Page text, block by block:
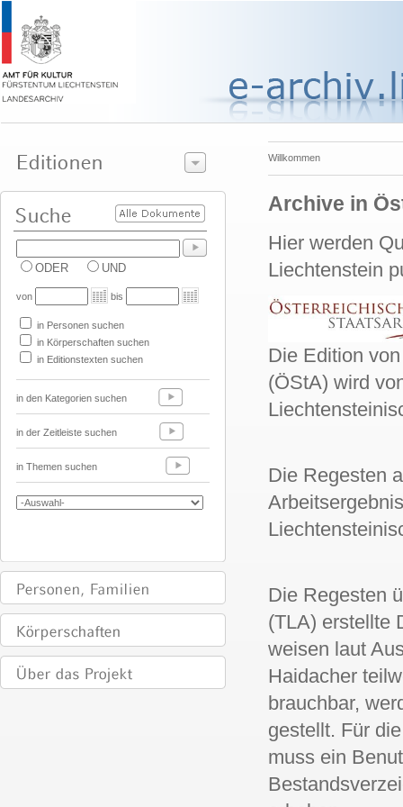
ODER UND
von bis
in Personen suchen
in Körperschaften suchen
in Editionstexten suchen
in den Kategorien suchen
in der Zeitleiste suchen
in Themen suchen
Willkommen
Archive in
Hier werden
Liechtenstein
Die Edition
(ÖStA) wird
Die Regesten
Die Regesten
(TLA) erstellte
weisen laut
Haidacher
brauchbar,
gestellt. Für
muss ein